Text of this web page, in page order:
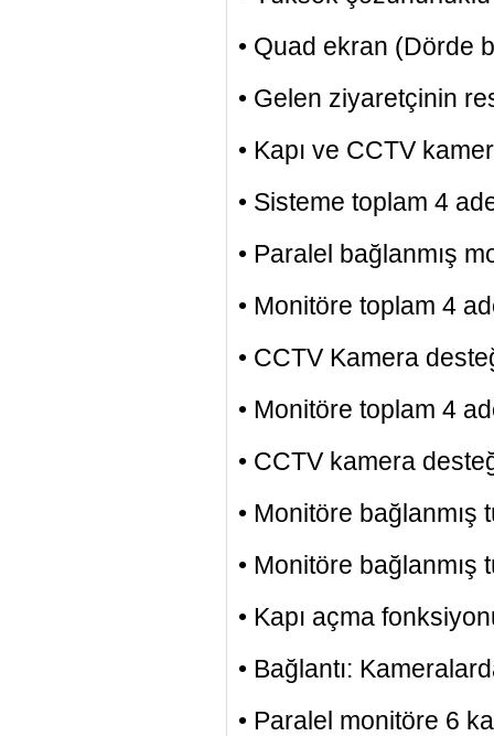
• Quad ekran (Dörde
• Gelen ziyaretçinin
• Kapı ve CCTV
• Sisteme toplam 4
• Paralel bağlanmış
• Monitöre toplam 4
• CCTV Kamera
• Monitöre toplam 4
• CCTV kamera
• Monitöre
• Monitöre
• Kapı açma
• Bağlantı:
• Paralel monitöre 6